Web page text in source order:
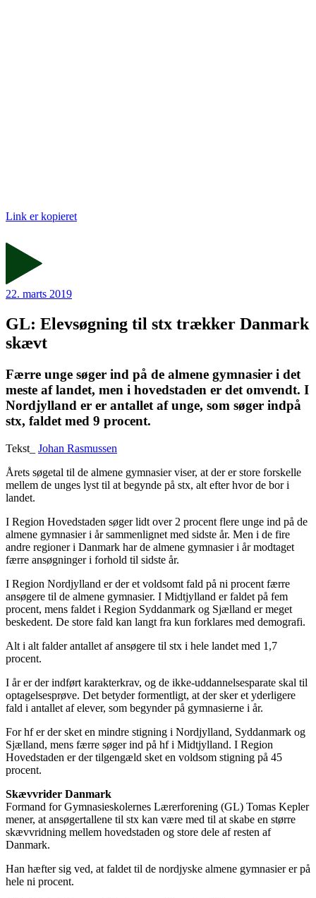
Link er kopieret
22. marts 2019
GL: Elevsøgning til stx trækker Danmark
skævt
Færre unge søger ind på de almene gymnasier i det
meste af landet, men i hovedstaden er det omvendt. I
Nordjylland er er antallet af unge, som søger indpå
stx, faldet med 9 procent.
Tekst_ Johan Rasmussen
Årets søgetal til de almene gymnasier viser, at der er store forskelle
mellem de unges lyst til at begynde på stx, alt efter hvor de bor i
landet.
I Region Hovedstaden søger lidt over 2 procent flere unge ind på de
almene gymnasier i år sammenlignet med sidste år. Men i de fire
andre regioner i Danmark har de almene gymnasier i år modtaget
færre ansøgninger i forhold til sidste år.
I Region Nordjylland er der et voldsomt fald på ni procent færre
ansøgere til de almene gymnasier. I Midtjylland er faldet på fem
procent, mens faldet i Region Syddanmark og Sjælland er meget
beskedent. De store fald kan langt fra kun forklares med demografi.
Alt i alt falder antallet af ansøgere til stx i hele landet med 1,7
procent.
I år er der indført karakterkrav, og de ikke-uddannelsesparate skal til
optagelsesprøve. Det betyder formentligt, at der sker et yderligere
fald i antallet af elever, som begynder på gymnasierne i år.
For hf er der sket en mindre stigning i Nordjylland, Syddanmark og
Sjælland, mens færre søger ind på hf i Midtjylland. I Region
Hovedstaden er der tilgengæld sket en voldsom stigning på 45
procent.
Skævvrider Danmark
Formand for Gymnasieskolernes Lærerforening (GL) Tomas Kepler
mener, at ansøgertallene til stx kan være med til at skabe en større
skævvridning mellem hovedstaden og store dele af resten af
Danmark.
Han hæfter sig ved, at faldet til de nordjyske almene gymnasier er på
hele ni procent.